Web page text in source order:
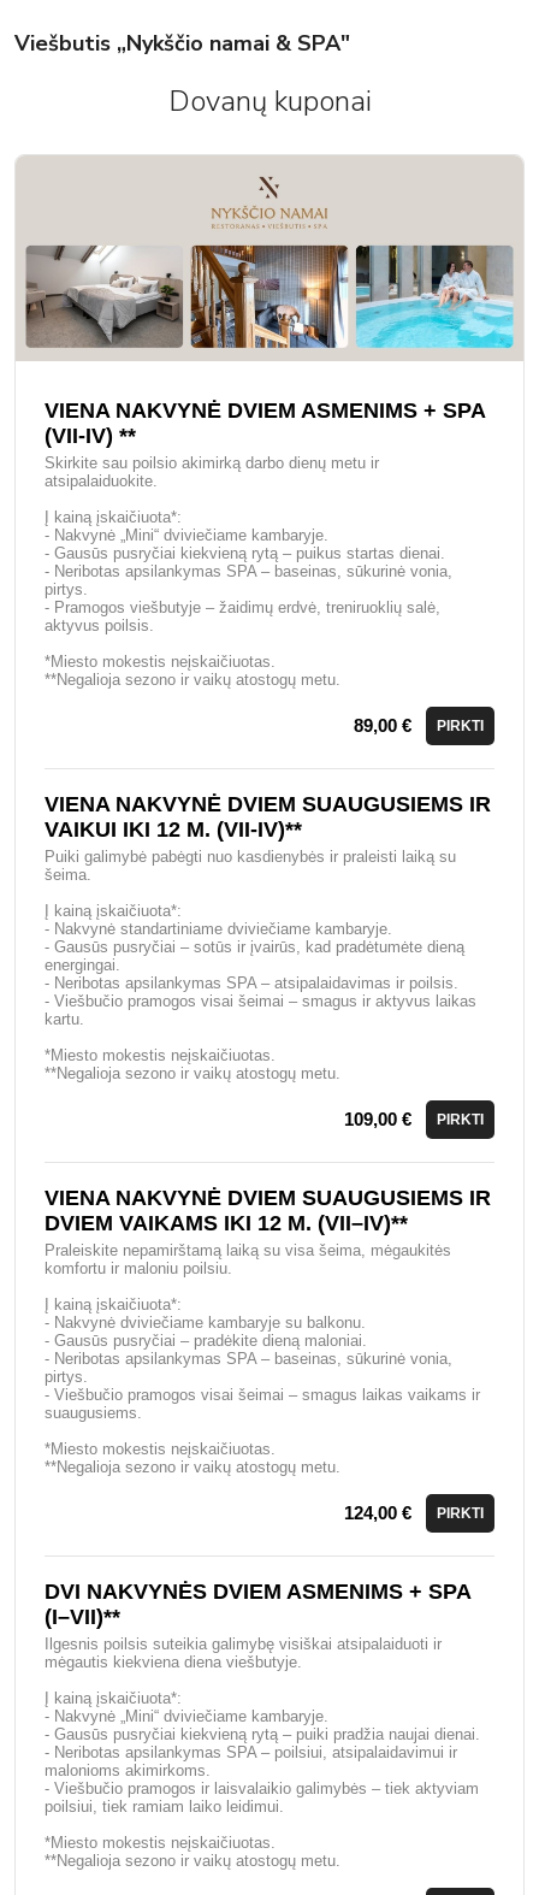
Viešbutis „Nykščio namai & SPA"
Dovanų kuponai
VIENA NAKVYNĖ DVIEM ASMENIMS + SPA
(VII-IV) **
Skirkite sau poilsio akimirką darbo dienų metu ir
atsipalaiduokite.
Į kainą įskaičiuota*:
- Nakvynė „Mini“ dviviečiame kambaryje.
- Gausūs pusryčiai kiekvieną rytą – puikus startas dienai.
- Neribotas apsilankymas SPA – baseinas, sūkurinė vonia,
pirtys.
- Pramogos viešbutyje – žaidimų erdvė, treniruoklių salė,
aktyvus poilsis.
*Miesto mokestis neįskaičiuotas.
**Negalioja sezono ir vaikų atostogų metu.
89,00 € PIRKTI
VIENA NAKVYNĖ DVIEM SUAUGUSIEMS IR
VAIKUI IKI 12 M. (VII-IV)**
Puiki galimybė pabėgti nuo kasdienybės ir praleisti laiką su
šeima.
Į kainą įskaičiuota*:
- Nakvynė standartiniame dviviečiame kambaryje.
- Gausūs pusryčiai – sotūs ir įvairūs, kad pradėtumėte dieną
energingai.
- Neribotas apsilankymas SPA – atsipalaidavimas ir poilsis.
- Viešbučio pramogos visai šeimai – smagus ir aktyvus laikas
kartu.
*Miesto mokestis neįskaičiuotas.
**Negalioja sezono ir vaikų atostogų metu.
109,00 € PIRKTI
VIENA NAKVYNĖ DVIEM SUAUGUSIEMS IR
DVIEM VAIKAMS IKI 12 M. (VII–IV)**
Praleiskite nepamirštamą laiką su visa šeima, mėgaukitės
komfortu ir maloniu poilsiu.
Į kainą įskaičiuota*:
- Nakvynė dviviečiame kambaryje su balkonu.
- Gausūs pusryčiai – pradėkite dieną maloniai.
- Neribotas apsilankymas SPA – baseinas, sūkurinė vonia,
pirtys.
- Viešbučio pramogos visai šeimai – smagus laikas vaikams ir
suaugusiems.
*Miesto mokestis neįskaičiuotas.
**Negalioja sezono ir vaikų atostogų metu.
124,00 € PIRKTI
DVI NAKVYNĖS DVIEM ASMENIMS + SPA
(I–VII)**
Ilgesnis poilsis suteikia galimybę visiškai atsipalaiduoti ir
mėgautis kiekviena diena viešbutyje.
Į kainą įskaičiuota*:
- Nakvynė „Mini“ dviviečiame kambaryje.
- Gausūs pusryčiai kiekvieną rytą – puiki pradžia naujai dienai.
- Neribotas apsilankymas SPA – poilsiui, atsipalaidavimui ir
malonioms akimirkoms.
- Viešbučio pramogos ir laisvalaikio galimybės – tiek aktyviam
poilsiui, tiek ramiam laiko leidimui.
*Miesto mokestis neįskaičiuotas.
**Negalioja sezono ir vaikų atostogų metu.